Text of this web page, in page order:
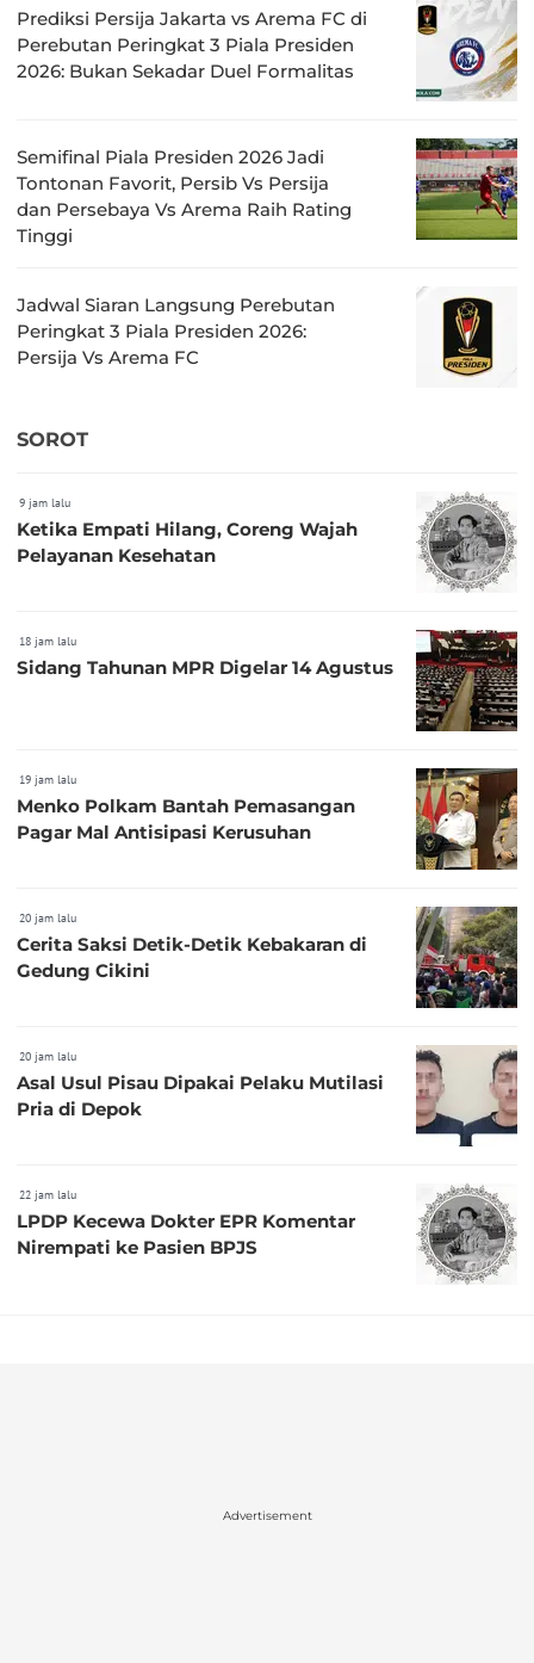
Prediksi Persija Jakarta vs Arema FC di
Perebutan Peringkat 3 Piala Presiden
2026: Bukan Sekadar Duel Formalitas
Semifinal Piala Presiden 2026 Jadi
Tontonan Favorit, Persib Vs Persija
dan Persebaya Vs Arema Raih Rating
Tinggi
Jadwal Siaran Langsung Perebutan
Peringkat 3 Piala Presiden 2026:
Persija Vs Arema FC
SOROT
9 jam lalu
Ketika Empati Hilang, Coreng Wajah
Pelayanan Kesehatan
18 jam lalu
Sidang Tahunan MPR Digelar 14 Agustus
19 jam lalu
Menko Polkam Bantah Pemasangan
Pagar Mal Antisipasi Kerusuhan
20 jam lalu
Cerita Saksi Detik-Detik Kebakaran di
Gedung Cikini
20 jam lalu
Asal Usul Pisau Dipakai Pelaku Mutilasi
Pria di Depok
22 jam lalu
LPDP Kecewa Dokter EPR Komentar
Nirempati ke Pasien BPJS
Advertisement